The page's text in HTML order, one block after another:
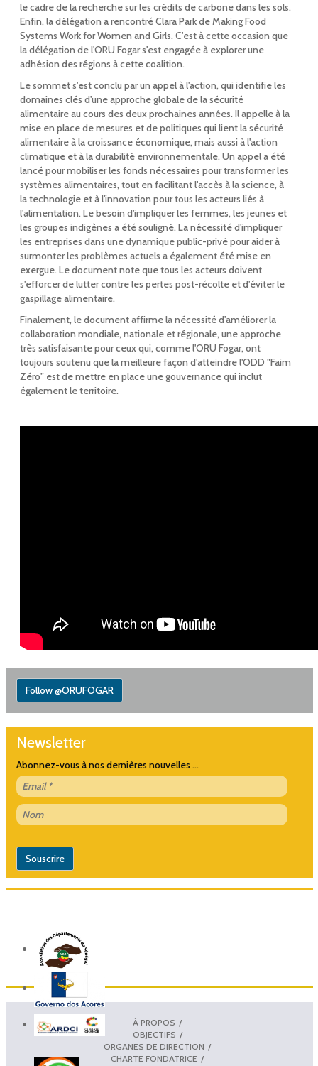
le cadre de la recherche sur les crédits de carbone dans les sols.
Enfin, la délégation a rencontré Clara Park de Making Food
Systems Work for Women and Girls. C'est à cette occasion que
la délégation de l'ORU Fogar s'est engagée à explorer une
adhésion des régions à cette coalition.
Le sommet s'est conclu par un appel à l'action, qui identifie les
domaines clés d'une approche globale de la sécurité
alimentaire au cours des deux prochaines années. Il appelle à la
mise en place de mesures et de politiques qui lient la sécurité
alimentaire à la croissance économique, mais aussi à l'action
climatique et à la durabilité environnementale. Un appel a été
lancé pour mobiliser les fonds nécessaires pour transformer les
systèmes alimentaires, tout en facilitant l'accès à la science, à
la technologie et à l'innovation pour tous les acteurs liés à
l'alimentation. Le besoin d'impliquer les femmes, les jeunes et
les groupes indigènes a été souligné. La nécessité d'impliquer
les entreprises dans une dynamique public-privé pour aider à
surmonter les problèmes actuels a également été mise en
exergue. Le document note que tous les acteurs doivent
s'efforcer de lutter contre les pertes post-récolte et d'éviter le
gaspillage alimentaire.
Finalement, le document affirme la nécessité d'améliorer la
collaboration mondiale, nationale et régionale, une approche
très satisfaisante pour ceux qui, comme l'ORU Fogar, ont
toujours soutenu que la meilleure façon d'atteindre l'ODD "Faim
Zéro" est de mettre en place une gouvernance qui inclut
également le territoire.
Follow @ORUFOGAR
Newsletter
Abonnez-vous à nos dernières nouvelles ...
À PROPOS
OBJECTIFS
ORGANES DE DIRECTION
CHARTE FONDATRICE